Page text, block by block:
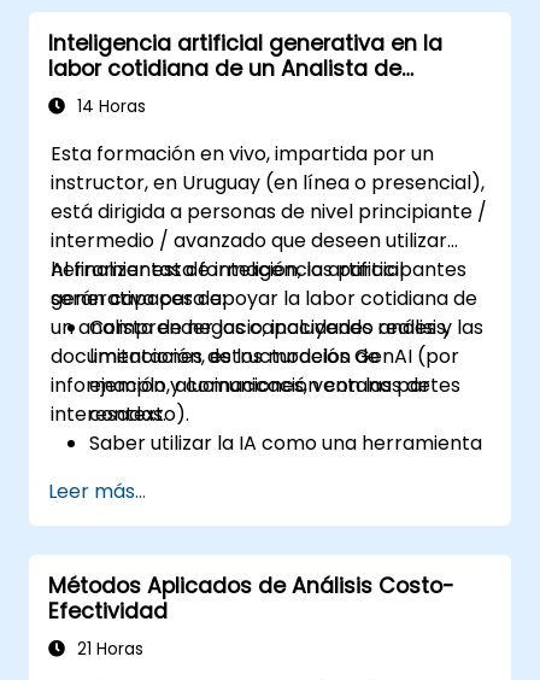
proyecto simulado practicando escenarios
comunes.
Inteligencia artificial generativa en la
labor cotidiana de un Analista de
Negocio
14 Horas
Esta formación en vivo, impartida por un
instructor, en Uruguay (en línea o presencial),
está dirigida a personas de nivel principiante /
intermedio / avanzado que deseen utilizar
herramientas de inteligencia artificial
generativa para apoyar la labor cotidiana de
un analista de negocio, incluyendo análisis,
documentación, estructuración de
información y comunicación con las partes
interesadas.
Al finalizar esta formación, los participantes
serán capaces de:
Comprender las capacidades reales y las
limitaciones de los modelos GenAI (por
ejemplo, alucinaciones, ventanas de
contexto).
Saber utilizar la IA como una herramienta
procesos analíticos.
Aprender a crear estructuras precisas de
requisitos y documentos técnicos
mediante el uso de IA.
Acelerar el trabajo conceptual, desde la
generación de hipótesis hasta el borrado
Leer más...
Métodos Aplicados de Análisis Costo-
Efectividad
21 Horas